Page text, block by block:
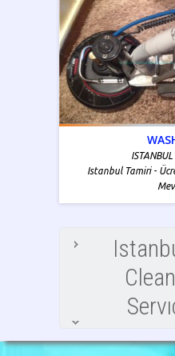
Istanbul Tamiri -